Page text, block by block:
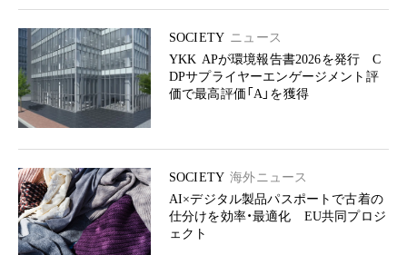
SOCIETY ニュース
YKK APが環境報告書2026を発行 C
DPサプライヤーエンゲージメント評
価で最高評価「A」を獲得
SOCIETY 海外ニュース
AI×デジタル製品パスポートで古着の
仕分けを効率・最適化 EU共同プロジ
ェクト